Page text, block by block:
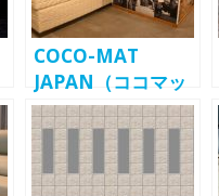
COCO-MAT
JAPAN（ココマッ
ト ジャパン）
「COCO-MAT
OKUROJI
TOKYO」 4月20